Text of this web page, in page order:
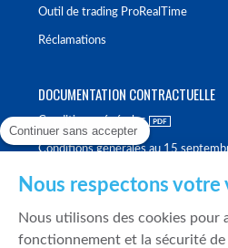
Outil de trading ProRealTime
Réclamations
DOCUMENTATION CONTRACTUELLE
Conditions générales
Conditions générales au 15
Politique de meilleure sélection
Continuer sans accepter
Nous respectons votre
Nous utilisons des cookies pour
fonctionnement et la sécurité